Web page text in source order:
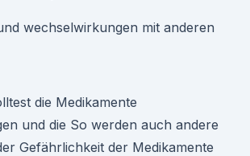
die Medikamente
und die So werden auch andere
Gefährlichkeit der Medikamente